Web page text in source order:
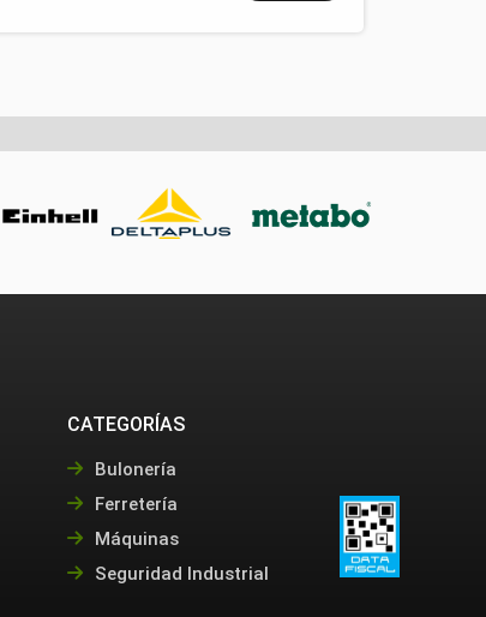
CATEGORÍAS
Bulonería
Ferretería
Máquinas
Seguridad Industrial